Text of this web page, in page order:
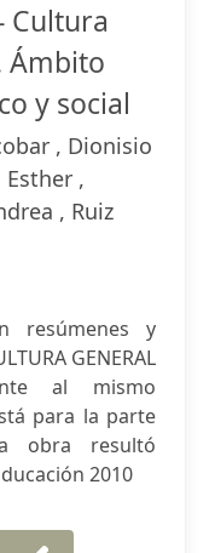
Cultura
Ámbito
y social
, Dionisio
,
, Ruiz
resúmenes y
GENERAL
al mismo
para la parte
obra resultó
2010